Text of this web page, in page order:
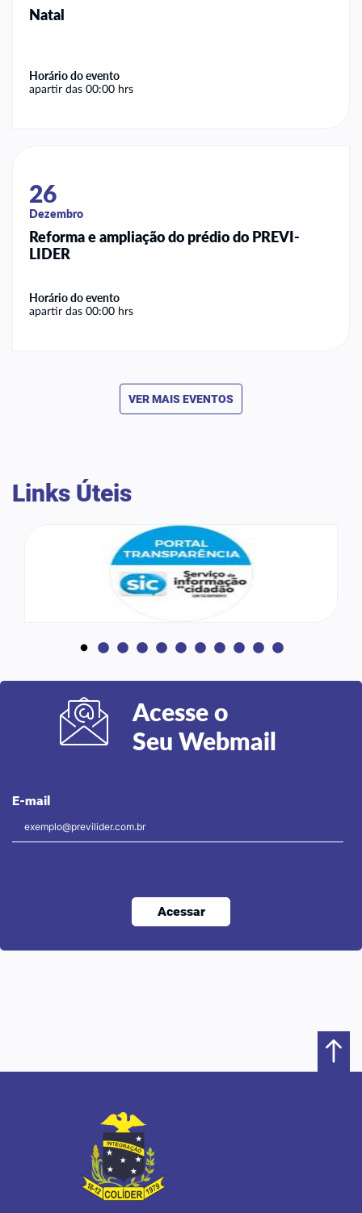
Natal
Horário do evento
apartir das 00:00 hrs
26
Dezembro
Reforma e ampliação do prédio do PREVI-
LIDER
Horário do evento
apartir das 00:00 hrs
VER MAIS EVENTOS
Links Úteis
Acesse o
Seu Webmail
E-mail
Acessar